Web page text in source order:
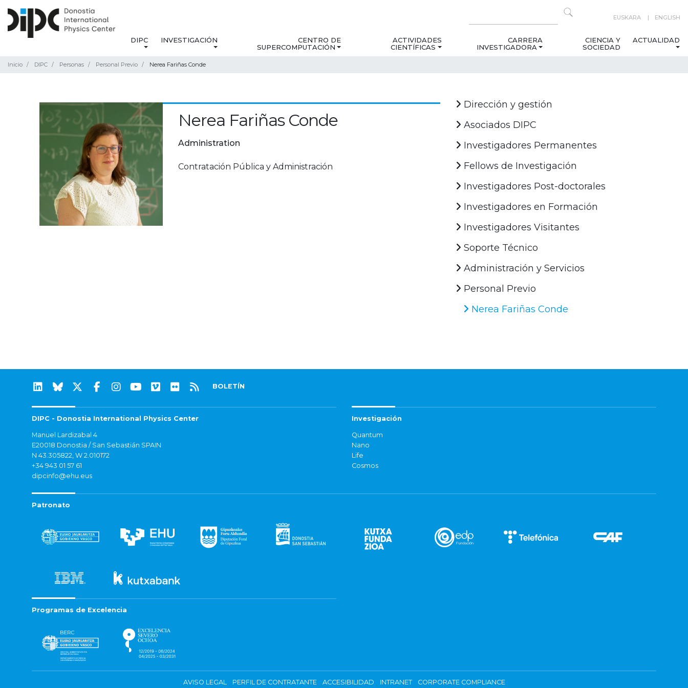
EUSKARA ENGLISH
DIPC INVESTIGACIÓN
CENTRO DE
SUPERCOMPUTACIÓN
ACTIVIDADES
CIENTÍFICAS
CARRERA
INVESTIGADORA
CIENCIA Y
SOCIEDAD
ACTUALIDAD
Inicio DIPC Personas Personal Previo Nerea Fariñas Conde
Nerea Fariñas Conde
Administration
Contratación Pública y Administración
Dirección y gestión
Asociados DIPC
Investigadores Permanentes
Fellows de Investigación
Investigadores Post-doctorales
Investigadores en Formación
Investigadores Visitantes
Soporte Técnico
Administración y Servicios
Personal Previo
Nerea Fariñas Conde
BOLETÍN
DIPC - Donostia International Physics Center
Manuel Lardizabal 4
E20018 Donostia / San Sebastián SPAIN
N 43.305822, W 2.010172
+34 943 01 57 61
dipcinfo@ehu.eus
Investigación
Quantum
Nano
Life
Cosmos
Patronato
Programas de Excelencia
AVISO LEGAL PERFIL DE CONTRATANTE ACCESIBILIDAD INTRANET CORPORATE COMPLIANCE